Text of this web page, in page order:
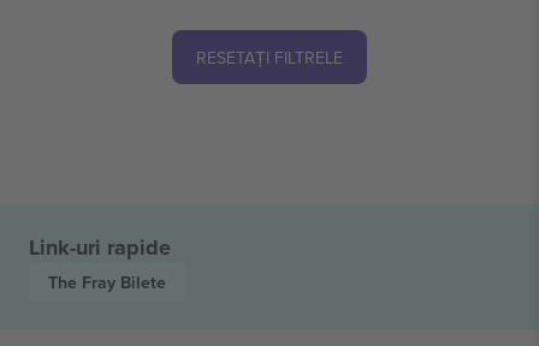
RESETAȚI FILTRELE
Link-uri rapide
The Fray Bilete